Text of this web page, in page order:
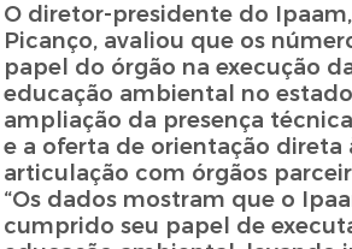
O diretor-presidente do
Picanço, avaliou que os
papel do órgão na execução
educação ambiental no
ampliação da presença
e a oferta de orientação direta
articulação com órgãos
“Os dados mostram que o
cumprido seu papel de